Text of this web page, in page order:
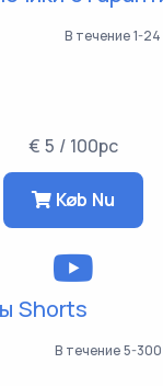
В течение 1-
€ 5 / 100pc
Køb Nu
Shorts
В течение 5-